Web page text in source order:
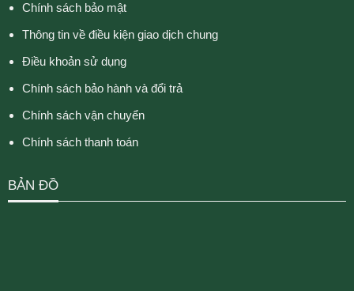
Chính sách bảo mật
Thông tin về điều kiện giao dịch chung
Điều khoản sử dụng
Chính sách bảo hành và đổi trả
Chính sách vận chuyển
Chính sách thanh toán
BẢN ĐỒ